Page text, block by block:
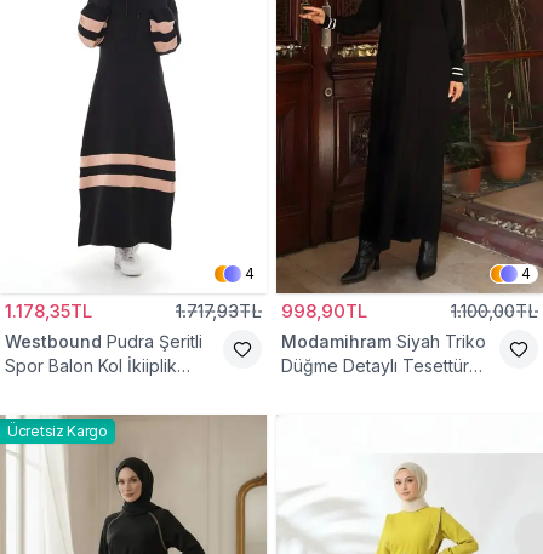
4
1.178,35TL 1.717,93TL
Westbound Pudra Şeritli
Spor Balon Kol İkiiplik
4
998,90TL 1.100,00TL
Modamihram Siyah Triko
Düğme Detaylı Tesettür
Ücretsiz Kargo